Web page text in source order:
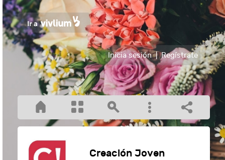
Inicia sesión | Regístrate
Creación Joven